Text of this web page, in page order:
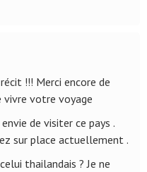
!!! Merci encore de
vivre votre voyage
de visiter ce pays .
sur place actuellement .
thailandais ? Je ne